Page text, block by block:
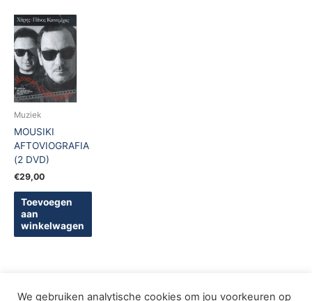
Muziek
MOUSIKI
AFTOVIOGRAFIA
(2 DVD)
€29,00
Toevoegen
aan
winkelwagen
We gebruiken analytische cookies om jou voorkeuren op